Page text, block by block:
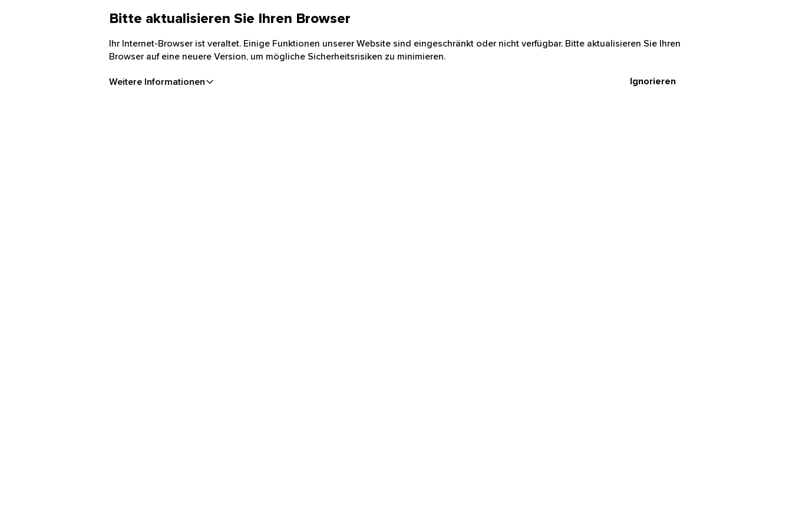
Bitte aktualisieren Sie Ihren Browser
Ihr Internet-Browser ist veraltet. Einige Funktionen unserer Website sind eingeschränkt oder nicht verfügbar. Bitte aktualisieren Sie Ihren
Browser auf eine neuere Version, um mögliche Sicherheitsrisiken zu minimieren.
Weitere Informationen Ignorieren